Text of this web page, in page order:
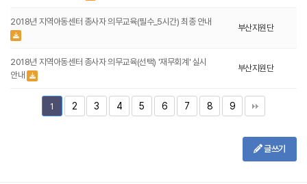
2018년 지역아동센터 종사자 의무교육(필수_5시간) 최종 안내
부산지원단
2018년 지역아동센터 종사자 의무교육(선택) '재무회계' 실시
안내
부산지원단
1 2 3 4 5 6 7 8 9
글쓰기